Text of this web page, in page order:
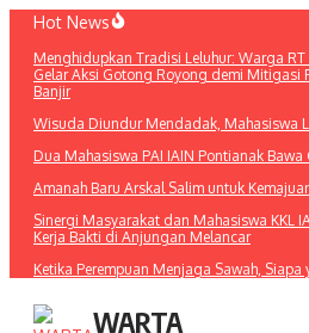
Lewati
konten
Hot News
Menghidupkan Tradisi Leluhur: Warga
Gelar Aksi Gotong Royong demi Mitigasi
Banjir
Wisuda Diundur Mendadak, Mahasiswa
Dua Mahasiswa PAI IAIN Pontianak Bawa
Amanah Baru Arskal Salim untuk
Sinergi Masyarakat dan Mahasiswa KKL
Kerja Bakti di Anjungan Melancar
Ketika Perempuan Menjaga Sawah,
WARTA